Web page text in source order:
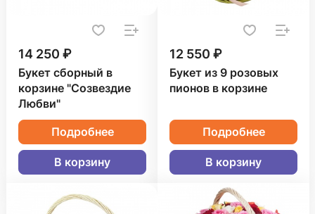
14 250 ₽
Букет сборный в
корзине "Созвездие
Любви"
Подробнее
В корзину
12 550 ₽
Букет из 9 розовых
пионов в корзине
Подробнее
В корзину